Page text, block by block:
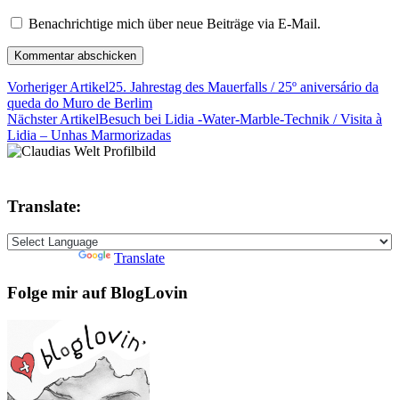
Benachrichtige mich über neue Beiträge via E-Mail.
Vorheriger Artikel25. Jahrestag des Mauerfalls / 25º aniversário da
queda do Muro de Berlim
Nächster ArtikelBesuch bei Lidia -Water-Marble-Technik / Visita à
Lidia – Unhas Marmorizadas
Translate:
Translate
Folge mir auf BlogLovin